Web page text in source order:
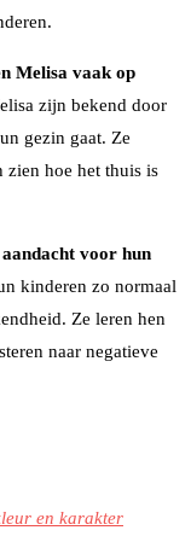
Melisa vaak op
zijn bekend door
gezin gaat. Ze
zien hoe het thuis is
voor hun
kinderen zo normaal
Ze leren hen
naar negatieve
en karakter